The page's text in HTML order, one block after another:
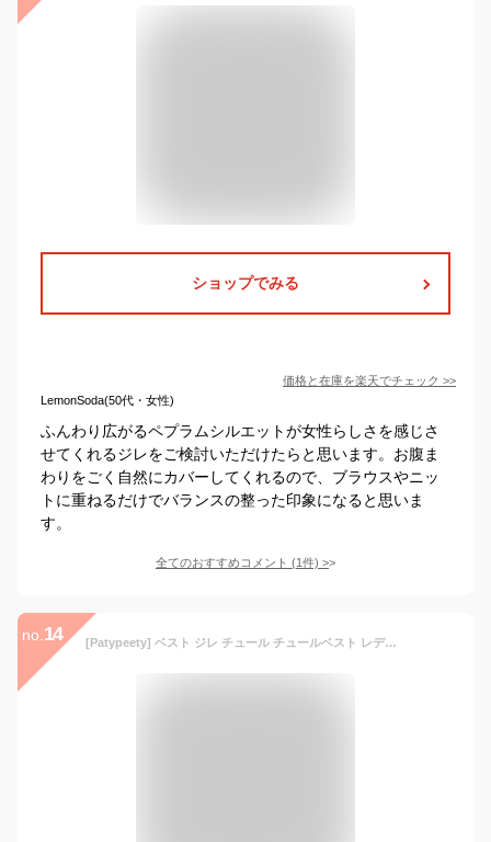
ショップでみる
価格と在庫を楽天でチェック >>
LemonSoda(50代・女性)
ふんわり広がるペプラムシルエットが女性らしさを感じさ
せてくれるジレをご検討いただけたらと思います。お腹ま
わりをごく自然にカバーしてくれるので、ブラウスやニッ
トに重ねるだけでバランスの整った印象になると思いま
す。
全てのおすすめコメント (1件) >
no. 14 [Patypeety] ベスト ジレ チュール チュールベスト レディース トップス バルーン レース ノースリーブ ペプラムトップス チュニック ペプラムジレ 重ね着 Vネック 切り替え レイヤード 体型カバー 大人 可愛い 通勤 春 夏 秋 (杏色,Free Size)